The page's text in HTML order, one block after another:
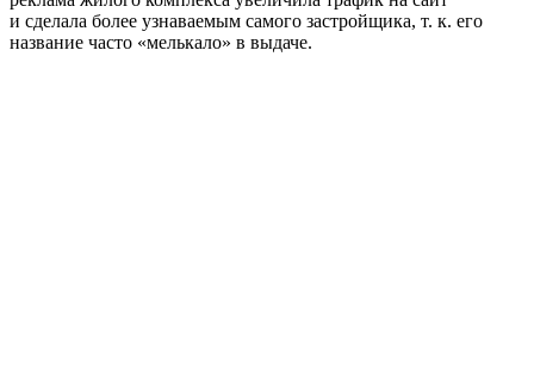
и сделала более узнаваемым самого застройщика, т. к. его
название часто «мелькало» в выдаче.